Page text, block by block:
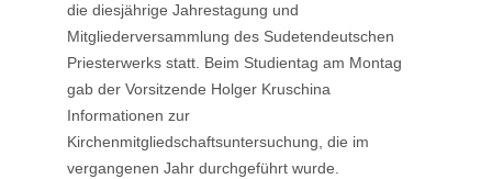
die diesjährige Jahrestagung und
Mitgliederversammlung des Sudetendeutschen
Priesterwerks statt. Beim Studientag am Montag
gab der Vorsitzende Holger Kruschina
Informationen zur
Kirchenmitgliedschaftsuntersuchung, die im
vergangenen Jahr durchgeführt wurde.